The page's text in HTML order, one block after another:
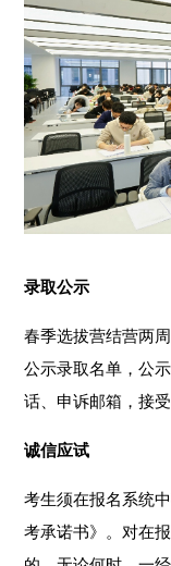
录取公示
春季选拔营结营两
公示录取名单，公
话、申诉邮箱，接受
诚信应试
考生须在报名系统
考承诺书》。对在